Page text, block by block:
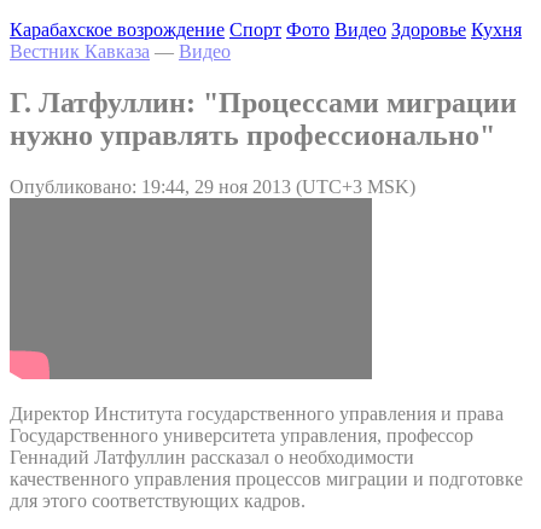
Карабахское возрождение Спорт Фото Видео Здоровье Кухня
Вестник Кавказа — Видео
Г. Латфуллин: "Процессами миграции
нужно управлять профессионально"
Опубликовано: 19:44, 29 ноя 2013 (UTC+3 MSK)
Директор Института государственного управления и права
Государственного университета управления, профессор
Геннадий Латфуллин рассказал о необходимости
качественного управления процессов миграции и подготовке
для этого соответствующих кадров.